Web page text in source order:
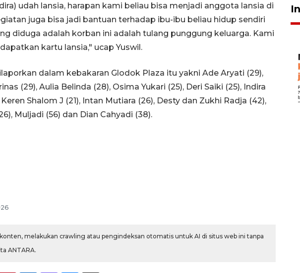
udah lansia, harapan kami beliau bisa menjadi anggota lansia di
juga bisa jadi bantuan terhadap ibu-ibu beliau hidup sendiri
diduga adalah korban ini adalah tulang punggung keluarga. Kami
kartu lansia," ucap Yuswil.
dalam kebakaran Glodok Plaza itu yakni Ade Aryati (29),
(29), Aulia Belinda (28), Osima Yukari (25), Deri Saiki (25), Indira
Shalom J (21), Intan Mutiara (26), Desty dan Zukhi Radja (42),
Muljadi (56) dan Dian Cahyadi (38).
melakukan crawling atau pengindeksan otomatis untuk AI di situs web ini tanpa
ANTARA.